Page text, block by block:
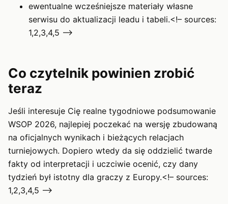
ewentualne wcześniejsze materiały własne
serwisu do aktualizacji leadu i tabeli.<!– sources:
1,2,3,4,5 –>
Co czytelnik powinien zrobić
teraz
Jeśli interesuje Cię realne tygodniowe podsumowanie
WSOP 2026, najlepiej poczekać na wersję zbudowaną
na oficjalnych wynikach i bieżących relacjach
turniejowych. Dopiero wtedy da się oddzielić twarde
fakty od interpretacji i uczciwie ocenić, czy dany
tydzień był istotny dla graczy z Europy.<!– sources:
1,2,3,4,5 –>